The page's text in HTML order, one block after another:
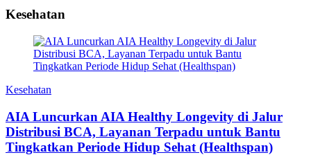
Kesehatan
Kesehatan
AIA Luncurkan AIA Healthy Longevity di Jalur
Distribusi BCA, Layanan Terpadu untuk Bantu
Tingkatkan Periode Hidup Sehat (Healthspan)